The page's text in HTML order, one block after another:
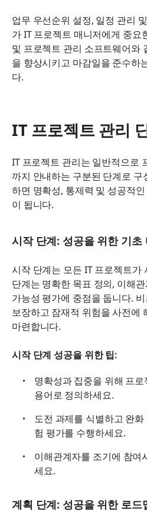
업무 우선순위 설정, 일정 관리
가 IT 프로젝트 매니저에게 중요
및 프로젝트 관리 소프트웨어와
을 향상시키고 마감일을 준수하
다.
IT 프로젝트 관리
IT 프로젝트 관리는 일반적으로
까지 안내하는 구분된 단계로 구
하면 명확성, 통제력 및 성공적
이 됩니다.
시작 단계: 성공을 위한 기초
시작 단계는 모든 IT 프로젝트가
단계는 명확한 목표 정의, 이해
가능성 평가에 중점을 둡니다.
보장하고 잠재적 위험을 사전에
마련합니다.
시작 단계 성공을 위한 팁:
명확성과 집중을 위해 프
용어로 정의하세요.
도전 과제를 식별하고 완
험 평가를 수행하세요.
이해관계자를 조기에 참여
세요.
계획 단계: 성공을 위한 로드